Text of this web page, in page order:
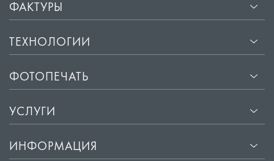
ФАКТУРЫ
ТЕХНОЛОГИИ
ФОТОПЕЧАТЬ
УСЛУГИ
ИНФОРМАЦИЯ